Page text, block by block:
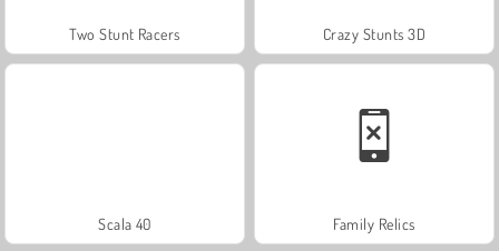
Two Stunt Racers Crazy Stunts 3D
Scala 40 Family Relics